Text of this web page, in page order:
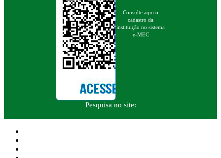
Consulte aqui o
cadastro da
instituição no sistema
e-MEC
Pesquisa no site: